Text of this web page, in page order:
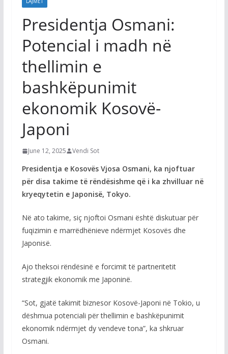
Presidentja Osmani:
Potencial i madh në
thellimin e
bashkëpunimit
ekonomik Kosovë-
Japoni
June 12, 2025 Vendi Sot
Presidentja e Kosovës Vjosa Osmani, ka njoftuar
për disa takime të rëndësishme që i ka zhvilluar në
kryeqytetin e Japonisë, Tokyo.
Në ato takime, siç njoftoi Osmani është diskutuar për
fuqizimin e marrëdhënieve ndërmjet Kosovës dhe
Japonisë.
Ajo theksoi rëndësinë e forcimit të partneritetit
strategjik ekonomik me Japoninë.
“Sot, gjatë takimit biznesor Kosovë-Japoni në Tokio, u
dëshmua potenciali për thellimin e bashkëpunimit
ekonomik ndërmjet dy vendeve tona”, ka shkruar
Osmani.